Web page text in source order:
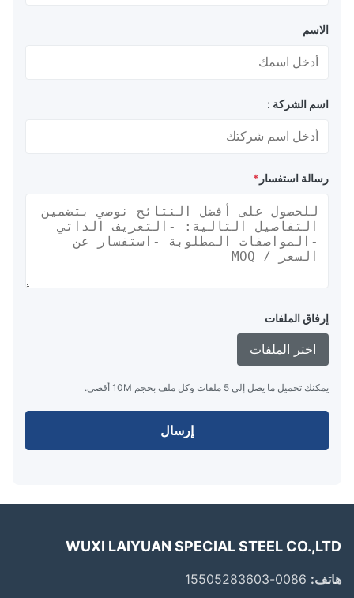
اسم الشركة :
رسالة استفسار*
إرفاق الملفات
اختر الملفات
يمكنك تحميل ما يصل إلى 5 ملفات وكل ملف بحجم 10M أقصى.
إرسال
WUXI LAIYUAN SPECIAL STEEL
0086-15505283603